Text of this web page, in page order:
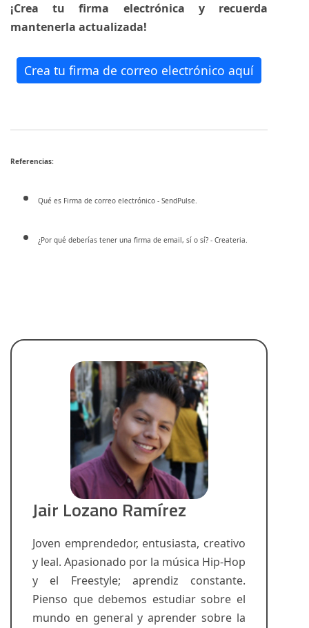
¡Crea tu firma electrónica y recuerda
mantenerla actualizada!
Crea tu firma de correo electrónico aquí
Referencias:
Qué es Firma de correo electrónico - SendPulse.
¿Por qué deberías tener una firma de email, sí o sí? - Createria.
Jair Lozano Ramírez
Joven emprendedor, entusiasta, creativo
y leal. Apasionado por la música Hip-Hop
y el Freestyle; aprendiz constante.
Pienso que debemos estudiar sobre el
mundo en general y aprender sobre la